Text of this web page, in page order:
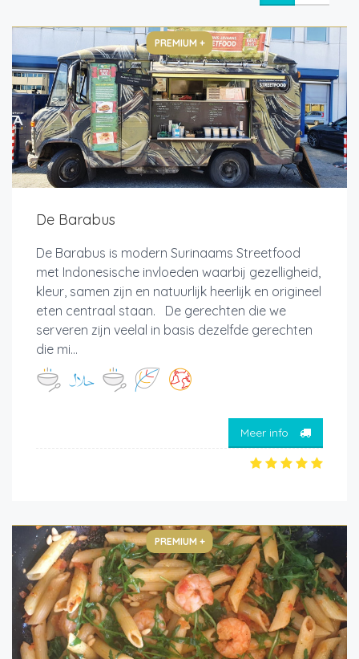
PREMIUM +
De Barabus
De Barabus is modern Surinaams Streetfood
met Indonesische invloeden waarbij gezelligheid,
kleur, samen zijn en natuurlijk heerlijk en origineel
eten centraal staan. De gerechten die we
serveren zijn veelal in basis dezelfde gerechten
die mi...
Meer info
PREMIUM +